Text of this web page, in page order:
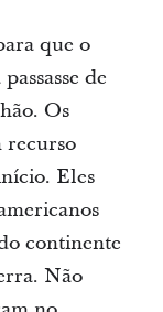
que o
de
Os
recurso
Eles
continente
Não